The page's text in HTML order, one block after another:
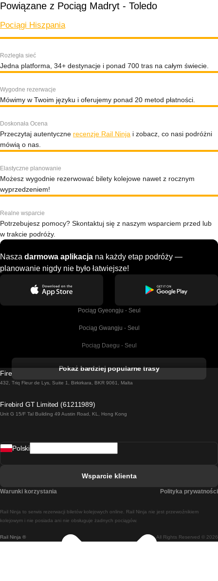
Powiązane z Pociąg Madryt - Toledo
Pociągi Hiszpania
Rozległa sieć
Jedna platforma, 34+ destynacje i ponad 700 tras na całym świecie.
Wygodne rezerwacje
Mówimy w Twoim języku i oferujemy ponad 20 metod płatności.
Doskonała Ocena
Przeczytaj autentyczne recenzje Rail Ninja i zobacz, co nasi podróżni
mówią o nas.
Elastyczne planowanie
Możesz wygodnie rezerwować bilety kolejowe nawet z rocznym
wyprzedzeniem!
Realne wsparcie
Potrzebujesz pomocy? Skontaktuj się z naszym wsparciem przed lub
w trakcie podróży.
Nasza darmowa aplikacja na każdy etap podróży —
planowanie nigdy nie było łatwiejsze!
Pociąg Gyeongju - Seul
Pociąg Gwangju - Seul
Pociąg Daegu - Seul
Pociąg Dublin - Galway
Pociąg Rzym - Neapol
Pociąg Madryt - Lizbona
Pociąg Madryt - Barcelona
Pokaż bardziej popularne trasy
Firebird GT Limited (OC 1451)
432, Triq Fleur de Lys, Suite 1, Birkirkara, BKR 9061, Malta
Firebird GT Limited (61211989)
Unit G 15/F Tal Building 49 Austin Road, KL, Hong Kong
Rail Ninja ® All Rights Reserved © 2026
Rail Ninja to serwis rezerwacji biletów kolejowych online. Rail Ninja nie jest przewoźnikiem
kolejowym i nie posiada ani nie obsługuje żadnych pociągów.
Polski
Wsparcie klienta
Warunki korzystania Polityka prywatności